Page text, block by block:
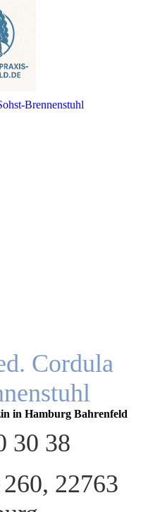
Brennenstuhl
Cordula
in Hamburg Bahrenfeld
30 38
22763